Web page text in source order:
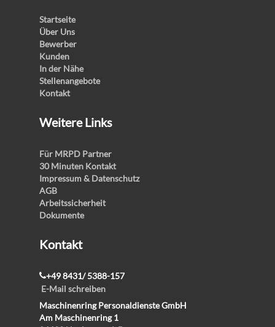
Startseite
Über Uns
Bewerber
Kunden
In der Nähe
Stellenangebote
Kontakt
Weitere Links
Für MRPD Partner
30 Minuten Kontakt
Impressum & Datenschutz
AGB
Arbeitssicherheit
Dokumente
Kontakt
+49 8431/ 5388-157
E-Mail schreiben
Maschinenring Personaldienste GmbH
Am Maschinenring 1